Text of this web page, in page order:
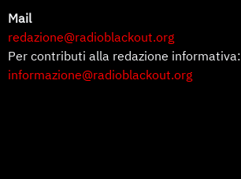
Mail
redazione@radioblackout.org
Per contributi alla redazione informativa:
informazione@radioblackout.org